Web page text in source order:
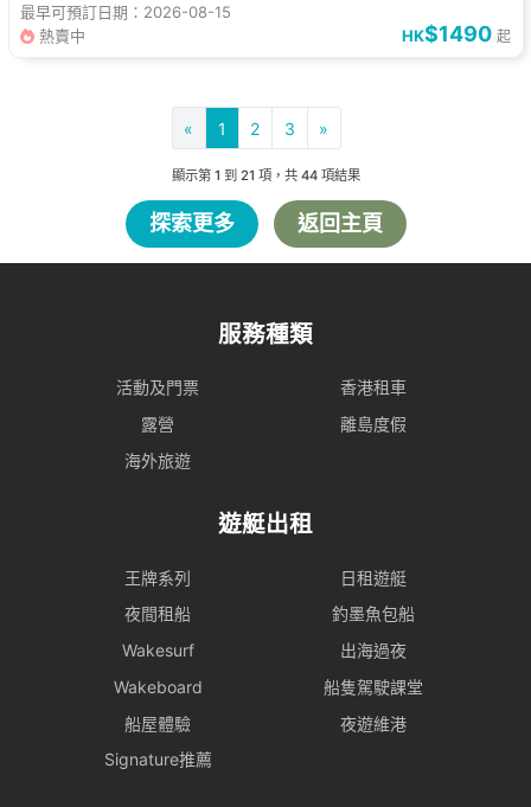
最早可預訂日期：2026-08-15
熱賣中
HK$1490 起
« 1 2 3 »
顯示第 1 到 21 項，共 44 項結果
探索更多 返回主頁
服務種類
活動及門票
香港租車
露營
離島度假
海外旅遊
遊艇出租
王牌系列
日租遊艇
夜間租船
釣墨魚包船
Wakesurf
出海過夜
Wakeboard
船隻駕駛課堂
船屋體驗
夜遊維港
Signature推薦